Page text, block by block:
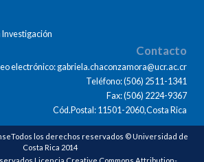
Investigación
Contacto
electrónico: gabriela.chaconzamora@ucr.ac.cr
Teléfono: (506) 2511-1341
Fax: (506) 2224-9367
Cód.Postal: 11501-2060,Costa Rica
los derechos reservados © Universidad de
Costa Rica 2014